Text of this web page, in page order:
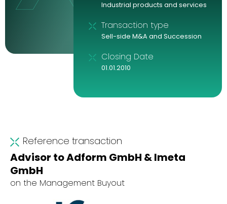
Reference transaction
Advisor to Adform GmbH & Imeta
GmbH
on the Management Buyout
Industrial products and services
Transaction type
Sell-side M&A and Succession
Closing Date
01.01.2010